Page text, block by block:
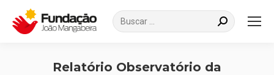
Search:
Relatório Observatório da